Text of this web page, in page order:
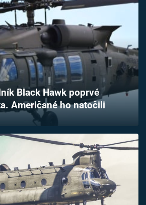
Black Hawk poprvé
Američané ho natočili